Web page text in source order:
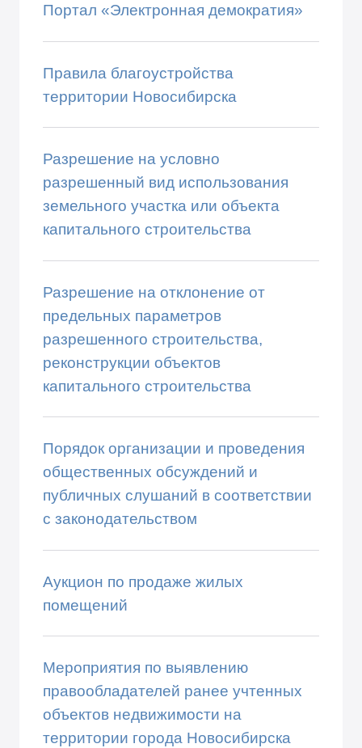
Портал «Электронная демократия»
Правила благоустройства
территории Новосибирска
Разрешение на условно
разрешенный вид использования
земельного участка или объекта
капитального строительства
Разрешение на отклонение от
предельных параметров
разрешенного строительства,
реконструкции объектов
капитального строительства
Порядок организации и проведения
общественных обсуждений и
публичных слушаний в соответствии
с законодательством
Аукцион по продаже жилых
помещений
Мероприятия по выявлению
правообладателей ранее учтенных
объектов недвижимости на
территории города Новосибирска